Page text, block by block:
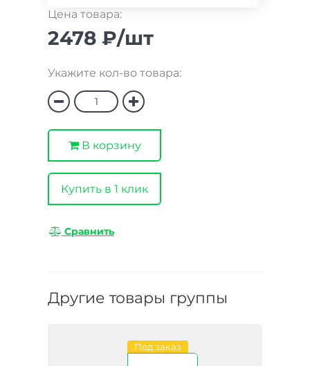
Цена товара:
2478 ₽/шт
Укажите кол-во товара:
В корзину
Купить в 1 клик
Сравнить
Другие товары группы
Под заказ